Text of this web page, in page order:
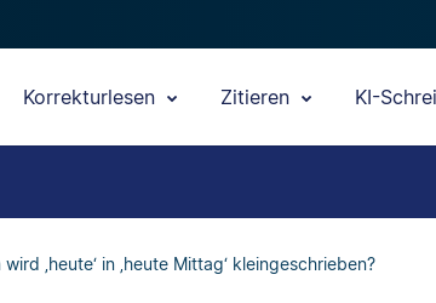
Korrekturlesen Zitieren KI-
wird ‚heute‘ in ‚heute Mittag‘ kleingeschrieben?